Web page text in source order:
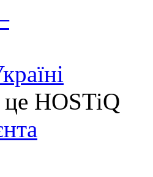
HOSTiQ